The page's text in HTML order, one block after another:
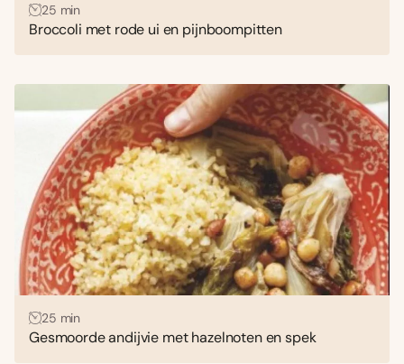
25 min
Broccoli met rode ui en pijnboompitten
25 min
Gesmoorde andijvie met hazelnoten en spek